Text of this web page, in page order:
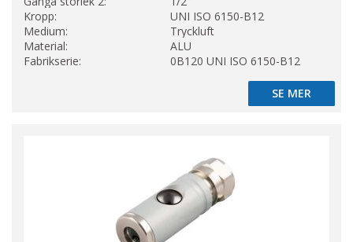
Kropp:
UNI ISO 6150-B12
Medium:
Tryckluft
Material:
ALU
Fabrikserie:
0B120 UNI ISO 6150-B12
SE MER
SE MER